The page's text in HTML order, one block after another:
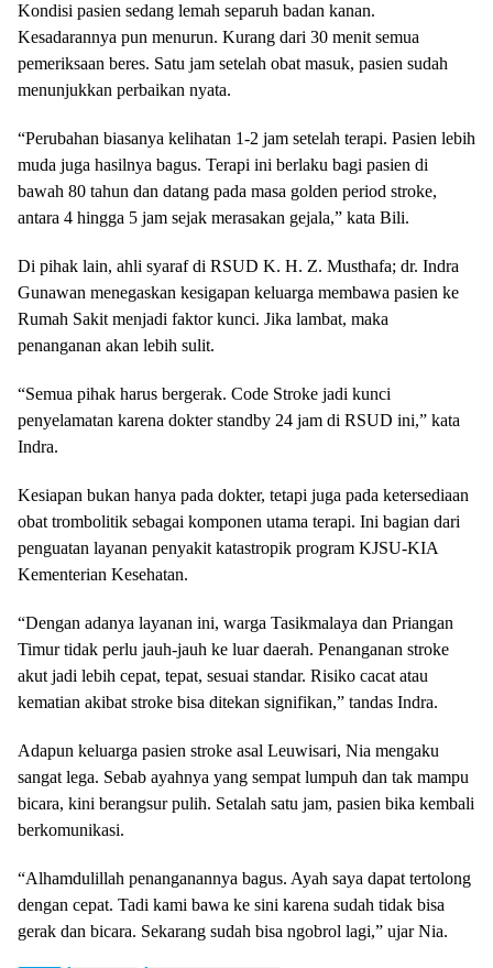
Kondisi pasien sedang lemah separuh badan kanan.
Kesadarannya pun menurun. Kurang dari 30 menit semua
pemeriksaan beres. Satu jam setelah obat masuk, pasien sudah
menunjukkan perbaikan nyata.
“Perubahan biasanya kelihatan 1-2 jam setelah terapi. Pasien lebih
muda juga hasilnya bagus. Terapi ini berlaku bagi pasien di
bawah 80 tahun dan datang pada masa golden period stroke,
antara 4 hingga 5 jam sejak merasakan gejala,” kata Bili.
Di pihak lain, ahli syaraf di RSUD K. H. Z. Musthafa; dr. Indra
Gunawan menegaskan kesigapan keluarga membawa pasien ke
Rumah Sakit menjadi faktor kunci. Jika lambat, maka
penanganan akan lebih sulit.
“Semua pihak harus bergerak. Code Stroke jadi kunci
penyelamatan karena dokter standby 24 jam di RSUD ini,” kata
Indra.
Kesiapan bukan hanya pada dokter, tetapi juga pada ketersediaan
obat trombolitik sebagai komponen utama terapi. Ini bagian dari
penguatan layanan penyakit katastropik program KJSU-KIA
Kementerian Kesehatan.
“Dengan adanya layanan ini, warga Tasikmalaya dan Priangan
Timur tidak perlu jauh-jauh ke luar daerah. Penanganan stroke
akut jadi lebih cepat, tepat, sesuai standar. Risiko cacat atau
kematian akibat stroke bisa ditekan signifikan,” tandas Indra.
Adapun keluarga pasien stroke asal Leuwisari, Nia mengaku
sangat lega. Sebab ayahnya yang sempat lumpuh dan tak mampu
bicara, kini berangsur pulih. Setalah satu jam, pasien bika kembali
berkomunikasi.
“Alhamdulillah penanganannya bagus. Ayah saya dapat tertolong
dengan cepat. Tadi kami bawa ke sini karena sudah tidak bisa
gerak dan bicara. Sekarang sudah bisa ngobrol lagi,” ujar Nia.